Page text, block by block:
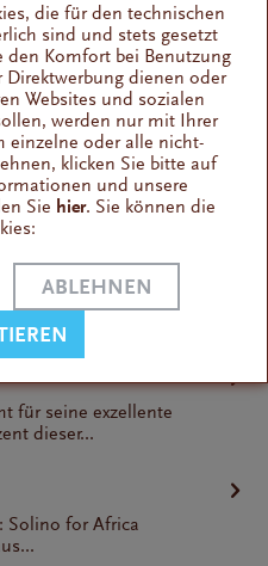
Intensität
Koffeingehalt
Cremabildung
Bohnenbild
Vollautomaten
Cappuccino
Espresso
Kaffee
für seine exzellente
dieser...
Solino for Africa
die für den technischen
sind und stets gesetzt
den Komfort bei Benutzung
Direktwerbung dienen oder
Websites und sozialen
werden nur mit Ihrer
einzelne oder alle nicht-
klicken Sie bitte auf
und unsere
Sie hier. Sie können die
ABLEHNEN